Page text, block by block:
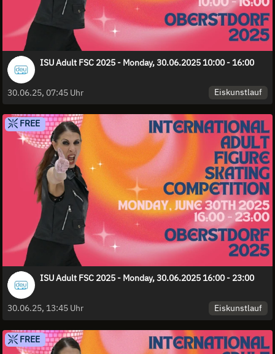
ISU Adult FSC 2025 - Monday, 30.06.2025 10:00 - 16:00
30.06.25, 07:45 Uhr Eiskunstlauf
FREE
ISU Adult FSC 2025 - Monday, 30.06.2025 16:00 - 23:00
30.06.25, 13:45 Uhr Eiskunstlauf
FREE